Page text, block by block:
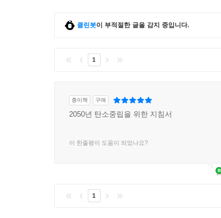
재생이라는 세 가지 마음가짐을 권한다.
- ［포브스］
- ［커커스 리뷰］
클린봇이 부적절한 글을 감지 중입니다.
1
종이책 구매
2050년 탄소중립을 위한 지침서
이 한줄평이 도움이 되었나요?
1